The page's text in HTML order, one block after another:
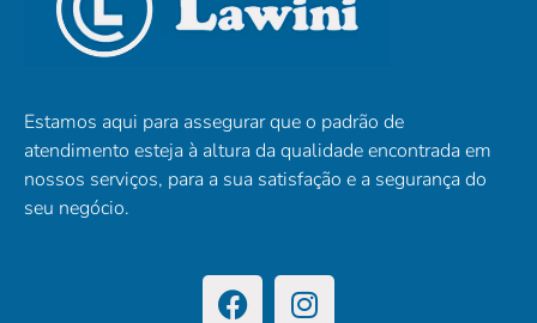
Estamos aqui para assegurar que o padrão de
atendimento esteja à altura da qualidade encontrada em
nossos serviços, para a sua satisfação e a segurança do
seu negócio.